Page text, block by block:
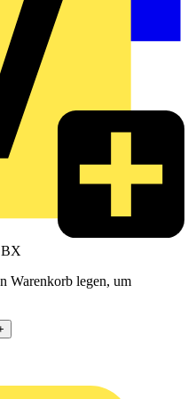
innovatiever
und intuitive Handhabung.
BX
Warenkorb legen, um